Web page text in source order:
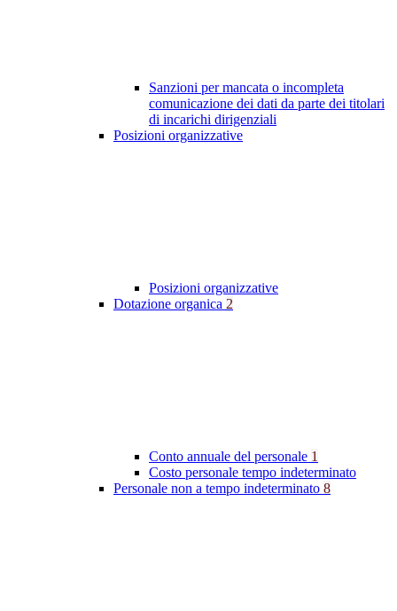
Sanzioni per mancata o incompleta
comunicazione dei dati da parte dei titolari
di incarichi dirigenziali
Posizioni organizzative
Posizioni organizzative
Dotazione organica 2
Conto annuale del personale 1
Costo personale tempo indeterminato
Personale non a tempo indeterminato 8